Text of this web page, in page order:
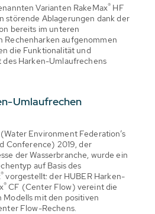
Varianten RakeMax® HF
störende Ablagerungen dank der
bereits im unteren
Rechenharken aufgenommen
die Funktionalität und
Harken-Umlaufrechens
Umlaufrechen
Environment Federation’s
Conference) 2019, der
der Wasserbranche, wurde ein
auf Basis des
® vorgestellt: der HUBER Harken-
® CF (Center Flow) vereint die
Modells mit den positiven
Flow-Rechens.